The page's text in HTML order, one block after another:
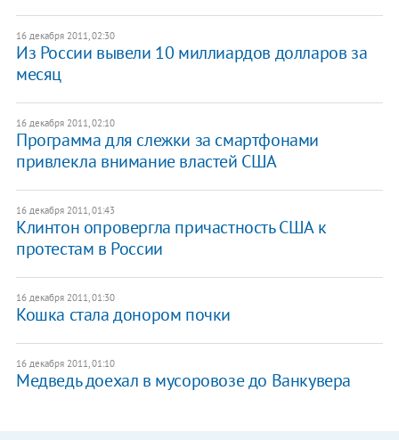
16 декабря 2011, 02:30
Из России вывели 10 миллиардов долларов за
месяц
16 декабря 2011, 02:10
Программа для слежки за смартфонами
привлекла внимание властей США
16 декабря 2011, 01:43
Клинтон опровергла причастность США к
протестам в России
16 декабря 2011, 01:30
Кошка стала донором почки
16 декабря 2011, 01:10
Медведь доехал в мусоровозе до Ванкувера